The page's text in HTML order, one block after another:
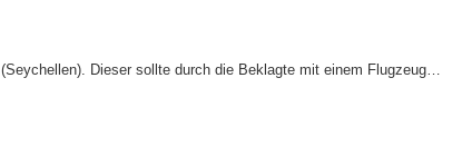
Dieser sollte durch die Beklagte mit einem Flugzeug…